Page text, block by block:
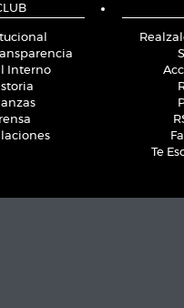
Interno
Te